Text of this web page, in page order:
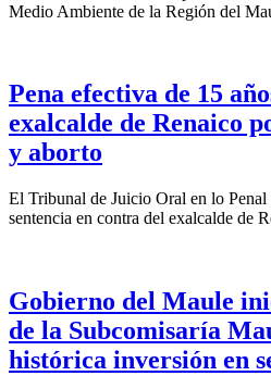
Medio Ambiente de la Región del
Pena efectiva de 15
exalcalde de Renaico
y aborto
El Tribunal de Juicio Oral en lo
sentencia en contra del exalcalde de
Gobierno del Maule
de la Subcomisaría
histórica inversión en